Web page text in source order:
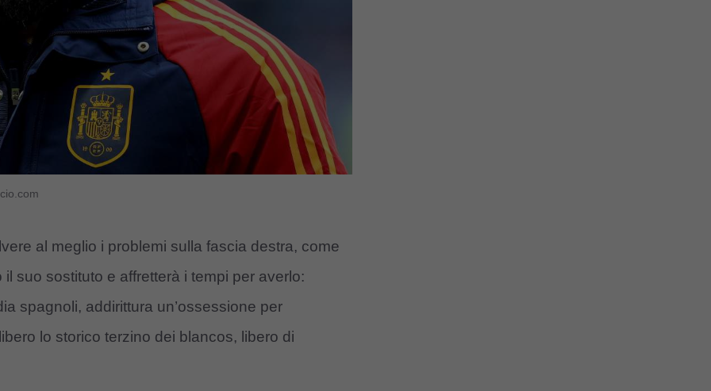
al meglio i problemi sulla fascia destra, come
suo sostituto e affretterà i tempi per averlo:
spagnoli, addirittura un’ossessione per
lo storico terzino dei blancos, libero di